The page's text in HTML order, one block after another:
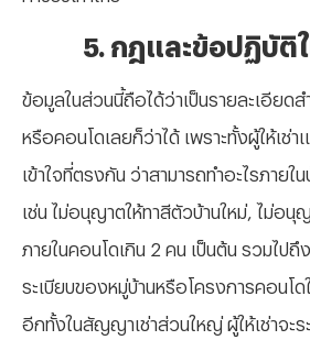
5. กฎและข้อปฏิบัติใ
ข้อมูลในส่วนนี้ถือได้ว่าเป็นรายละเอียด
หรือคอนโดเลยก็ว่าได้ เพราะทั้งผู้ให้เช่า
เข้าใจที่ตรงกัน ว่าสามารถทำอะไรภายใ
เช่น ไม่อนุญาตให้ทาสีตัวบ้านใหม่, ไม่อ
ภายในคอนโดเกิน 2 คน เป็นต้น รวมไปถึ
ระเบียบของหมู่บ้านหรือโครงการคอนโด
อีกทั้งในสัญญาเช่าส่วนใหญ่ ผู้ให้เช่าจะระ